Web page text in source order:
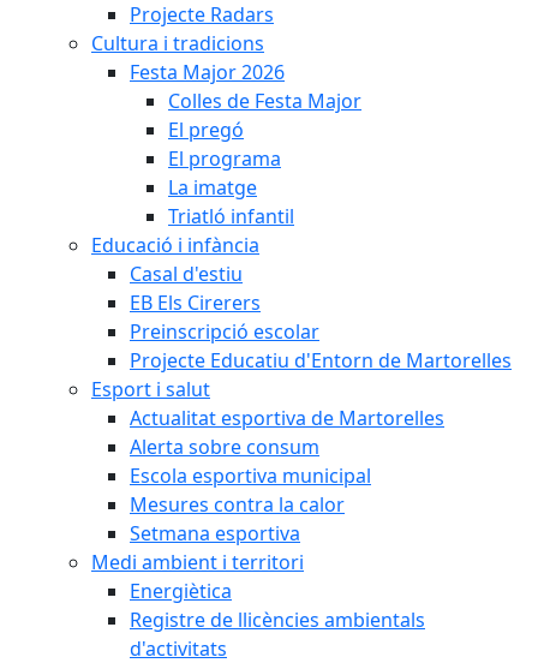
Projecte Radars
Cultura i tradicions
Festa Major 2026
Colles de Festa Major
El pregó
El programa
La imatge
Triatló infantil
Educació i infància
Casal d'estiu
EB Els Cirerers
Preinscripció escolar
Projecte Educatiu d'Entorn de Martorelles
Esport i salut
Actualitat esportiva de Martorelles
Alerta sobre consum
Escola esportiva municipal
Mesures contra la calor
Setmana esportiva
Medi ambient i territori
Energiètica
Registre de llicències ambientals
d'activitats